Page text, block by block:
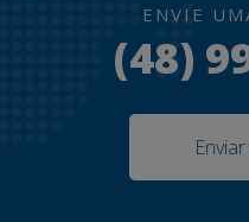
ENVIE
(48)